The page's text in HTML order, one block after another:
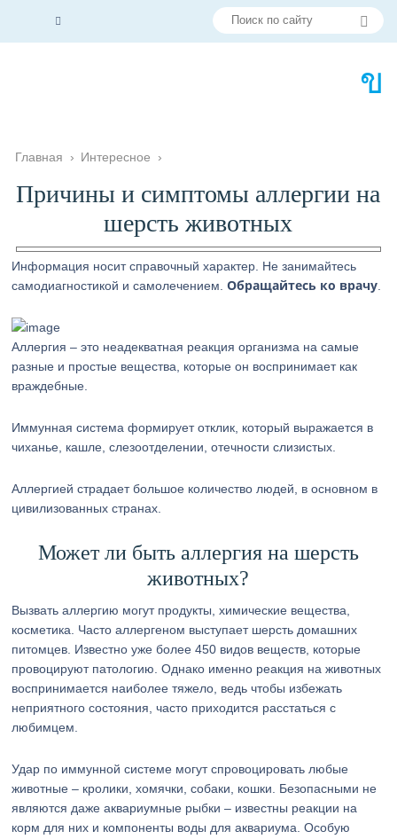
Главная › Интересное ›
Причины и симптомы аллергии на
шерсть животных
Информация носит справочный характер. Не занимайтесь
самодиагностикой и самолечением.Обращайтесь ко врачу
Аллергия – это неадекватная реакция организма на самые
разные и простые вещества, которые он воспринимает как
враждебные.
Иммунная система формирует отклик, который выражается в
чиханье, кашле, слезоотделении, отечности слизистых.
Аллергией страдает большое количество людей, в основном в
цивилизованных странах.
Может ли быть аллергия на шерсть
животных?
Вызвать аллергию могут продукты, химические вещества,
косметика. Часто аллергеном выступает шерсть домашних
питомцев. Известно уже более 450 видов веществ, которые
провоцируют патологию. Однако именно реакция на животных
воспринимается наиболее тяжело, ведь чтобы избежать
неприятного состояния, часто приходится расстаться с
любимцем.
Удар по иммунной системе могут спровоцировать любые
животные – кролики, хомячки, собаки, кошки. Безопасными не
являются даже аквариумные рыбки – известны реакции на
корм для них и компоненты воды для аквариума. Особую